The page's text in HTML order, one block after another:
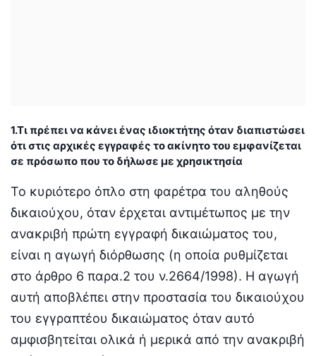
1.Τι πρέπει να κάνει ένας ιδιοκτήτης όταν διαπιστώσει
ότι στις αρχικές εγγραφές το ακίνητο του εμφανίζεται
σε πρόσωπο που το δήλωσε με χρησικτησία
Το κυριότερο όπλο στη φαρέτρα του αληθούς
δικαιούχου, όταν έρχεται αντιμέτωπος με την
ανακριβή πρώτη εγγραφή δικαιώματος του,
είναι η αγωγή διόρθωσης (η οποία ρυθμίζεται
στο άρθρο 6 παρα.2 του ν.2664/1998). Η αγωγή
αυτή αποβλέπει στην προστασία του δικαιούχου
του εγγραπτέου δικαιώματος όταν αυτό
αμφισβητείται ολικά ή μερικά από την ανακριβή